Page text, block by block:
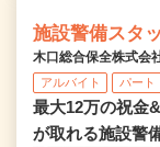
施設警備スタ
木口総合保全株式会
アルバイト パート
最大12万の祝金
が取れる施設警